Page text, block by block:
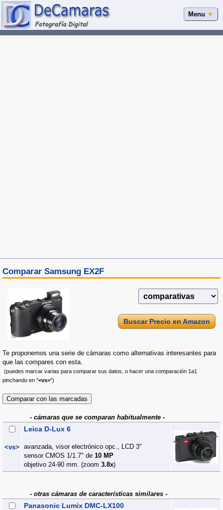
Menu ▼
Comparar Samsung EX2F
Buscar Precio en Amazon
Te proponemos una serie de cámaras como alternativas interesantes para
que las compares con esta.
(puedes marcar varias para comparar sus datos, o hacer una comparación 1a1
pinchando en "<vs>")
- cámaras que se comparan habitualmente -
<vs>
Leica D-Lux 6
avanzada, visor electrónico opc., LCD 3"
sensor CMOS 1/1.7" de 10 MP
objetivo 24-90 mm. (zoom 3.8x)
- otras cámaras de características similares -
Panasonic Lumix DMC-LX100